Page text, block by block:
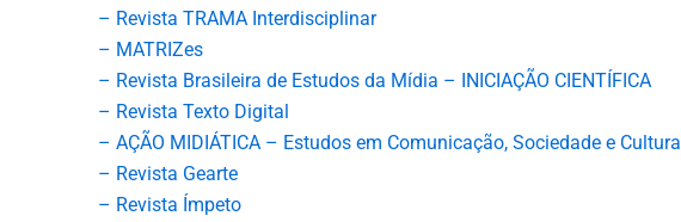
– Revista TRAMA Interdisciplinar
– MATRIZes
– Revista Brasileira de Estudos da Mídia – INICIAÇÃO CIENTÍFICA
– Revista Texto Digital
– AÇÃO MIDIÁTICA – Estudos em Comunicação, Sociedade e Cultura
– Revista Gearte
– Revista Ímpeto